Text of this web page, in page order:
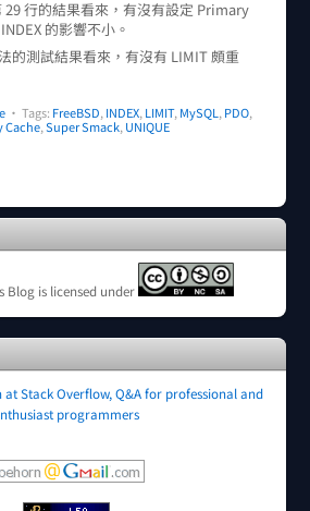
29 行的結果看來，有沒有設定 Primary
的影響不小。
的測試結果看來，有沒有 LIMIT 頗重
• Tags: FreeBSD, INDEX, LIMIT, MySQL , PDO,
Cache,Super Smack, UNIQUE
Blog is licensed under